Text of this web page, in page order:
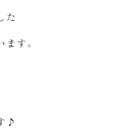
た
ます。
♪